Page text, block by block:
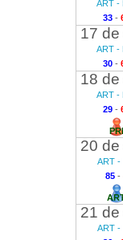
ART -
33-
17
ART -
30-
18
ART -
29-
PRI
20
ART -
85-
21
ART -